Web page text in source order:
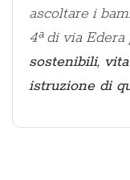
ascoltare i
4ª di via
sostenibili,
istruzione di